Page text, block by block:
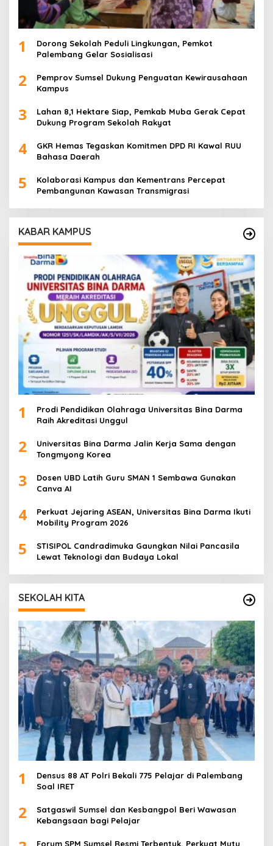
1
Dorong Sekolah Peduli Lingkungan, Pemkot
Palembang Gelar Sosialisasi
2
Pemprov Sumsel Dukung Penguatan Kewirausahaan
Kampus
3
Lahan 8,1 Hektare Siap, Pemkab Muba Gerak Cepat
Dukung Program Sekolah Rakyat
4
GKR Hemas Tegaskan Komitmen DPD RI Kawal RUU
Bahasa Daerah
5
Kolaborasi Kampus dan Kementrans Percepat
Pembangunan Kawasan Transmigrasi
KABAR KAMPUS
1
Prodi Pendidikan Olahraga Universitas Bina Darma
Raih Akreditasi Unggul
2
Universitas Bina Darma Jalin Kerja Sama dengan
Tongmyong Korea
3
Dosen UBD Latih Guru SMAN 1 Sembawa Gunakan
Canva AI
4
Perkuat Jejaring ASEAN, Universitas Bina Darma Ikuti
Mobility Program 2026
5
STISIPOL Candradimuka Gaungkan Nilai Pancasila
Lewat Teknologi dan Budaya Lokal
SEKOLAH KITA
1
Densus 88 AT Polri Bekali 775 Pelajar di Palembang
Soal IRET
2
Satgaswil Sumsel dan Kesbangpol Beri Wawasan
Kebangsaan bagi Pelajar
Forum SPM Sumsel Resmi Terbentuk, Perkuat Mutu